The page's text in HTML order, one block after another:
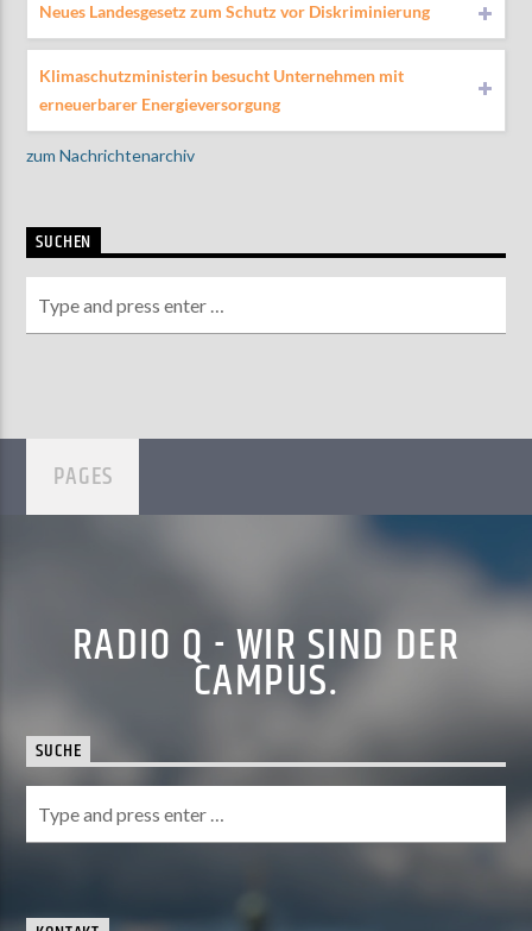
Neues Landesgesetz zum Schutz vor Diskriminierung
Klimaschutzministerin besucht Unternehmen mit
erneuerbarer Energieversorgung
zum Nachrichtenarchiv
SUCHEN
PAGES
RADIO Q - WIR SIND DER
CAMPUS.
SUCHE